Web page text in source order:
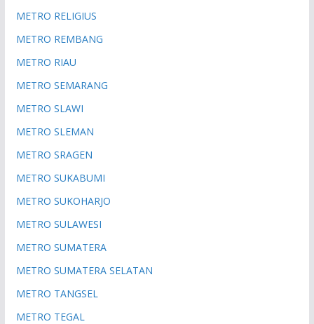
METRO RELIGIUS
METRO REMBANG
METRO RIAU
METRO SEMARANG
METRO SLAWI
METRO SLEMAN
METRO SRAGEN
METRO SUKABUMI
METRO SUKOHARJO
METRO SULAWESI
METRO SUMATERA
METRO SUMATERA SELATAN
METRO TANGSEL
METRO TEGAL